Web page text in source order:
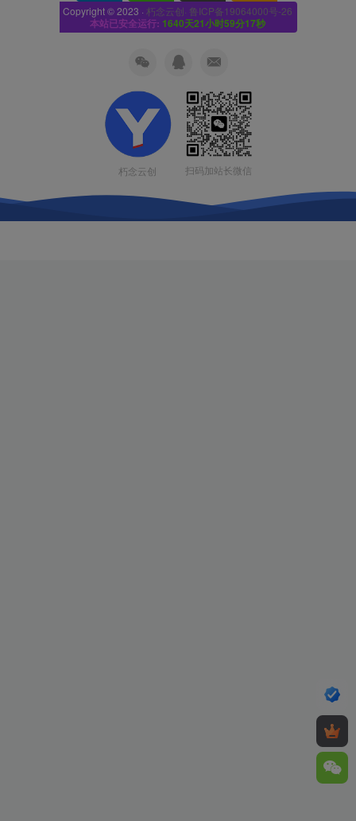
Copyright © 2023 · 朽念云创· 鲁ICP备19064000号-26
本站已安全运行: 1640天21小时59分18秒
朽念云创 扫码加站长微信